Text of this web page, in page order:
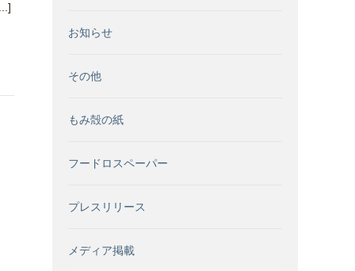
お知らせ
その他
もみ殻の紙
フードロスペーパー
プレスリリース
メディア掲載